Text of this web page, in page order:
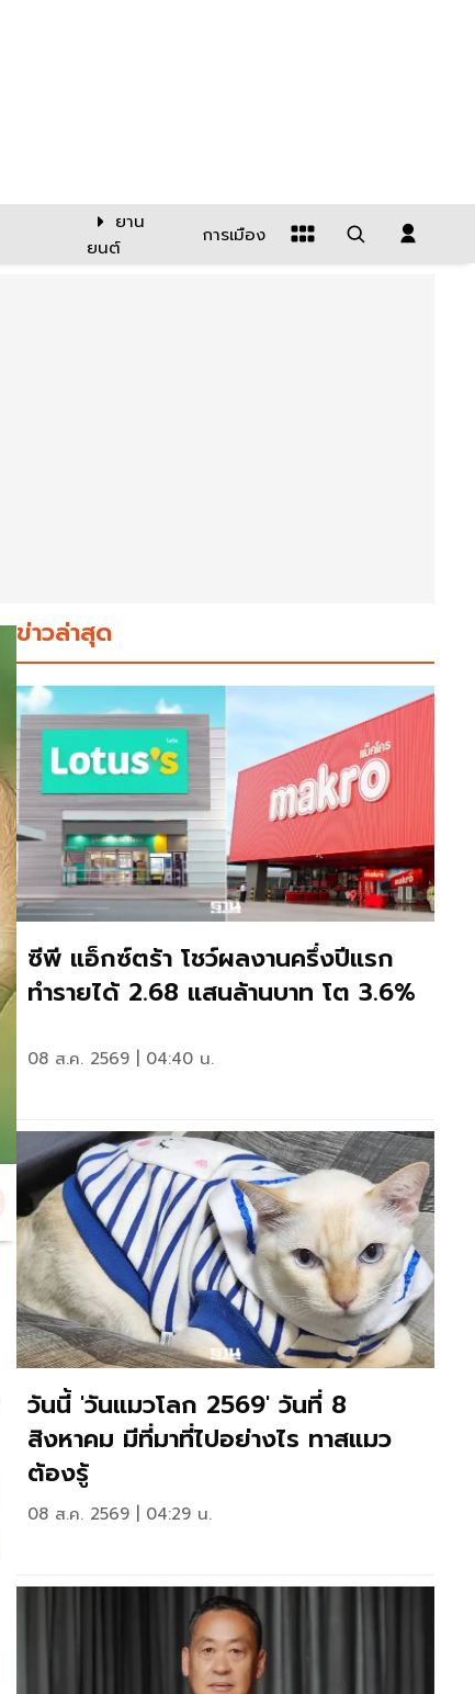
ยาน
ยนต์
การเมือง
ข่าวล่าสุด
ซีพี แอ็กซ์ตร้า โชว์ผลงานครึ่งปีแรก
ทำรายได้ 2.68 แสนล้านบาท โต 3.6%
08 ส.ค. 2569 | 04:40 น.
วันนี้ 'วันแมวโลก 2569' วันที่ 8
สิงหาคม มีที่มาที่ไปอย่างไร ทาสแมว
ต้องรู้
08 ส.ค. 2569 | 04:29 น.